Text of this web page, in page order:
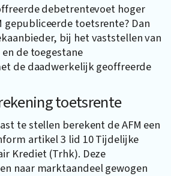
debetrentevoet hoger
gepubliceerde toetsrente? Dan
bij het vaststellen van
de toegestane
de daadwerkelijk geoffreerde
toetsrente
te stellen berekent de AFM een
artikel 3 lid 10 Tijdelijke
Krediet (Trhk). Deze
naar marktaandeel gewogen